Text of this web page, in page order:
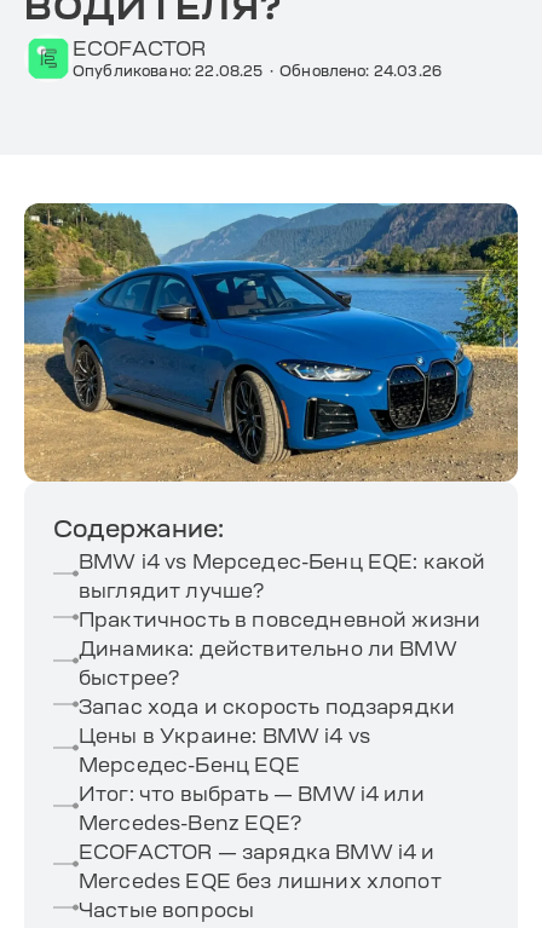
ECOFACTOR
Опубликовано: 22.08.25 · Обновлено: 24.03.26
Содержание:
BMW i4 vs Мерседес-Бенц EQE: какой
выглядит лучше?
Практичность в повседневной жизни
Динамика: действительно ли BMW
быстрее?
Запас хода и скорость подзарядки
Цены в Украине: BMW i4 vs
Мерседес-Бенц EQE
Итог: что выбрать — BMW i4 или
Mercedes-Benz EQE?
ECOFACTOR — зарядка BMW i4 и
Mercedes EQE без лишних хлопот
Частые вопросы